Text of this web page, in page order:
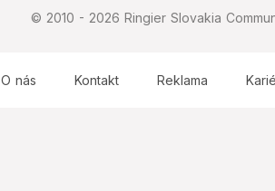
© 2010 - 2026 Ringier Slovakia
O nás Kontakt Reklama